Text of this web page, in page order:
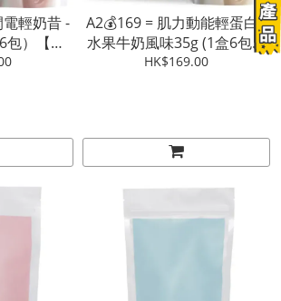
輕奶昔 -
）【買3
混搭】
A2💰169 = 肌力動能輕蛋白 -
水果牛奶風味35g (1盒6包）
【買3件優惠，同價錢可混
HK$169.00